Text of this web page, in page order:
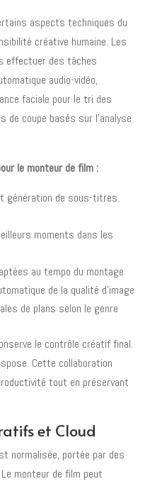
aspects techniques du
créative humaine. Les
effectuer des tâches
audio-vidéo,
faciale pour le tri des
de coupe basés sur l'analyse
le monteur de film :
génération de sous-titres
moments dans les
au tempo du montage
de la qualité d'image
de plans selon le genre
le contrôle créatif final.
Cette collaboration
tout en préservant
et Cloud
normalisée, portée par des
monteur de film peut